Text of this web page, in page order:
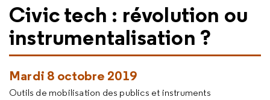
Civic tech : révolution ou
instrumentalisation ?
Mardi 8 octobre 2019
Outils de mobilisation des publics et instruments